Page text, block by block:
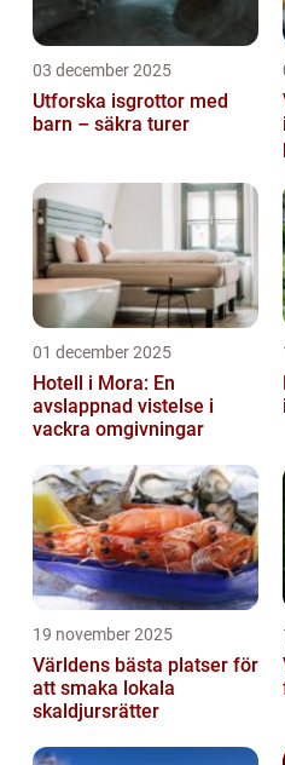
03 december 2025
Utforska isgrottor med
barn – säkra turer
01 december 2025
Hotell i Mora: En
avslappnad vistelse i
vackra omgivningar
19 november 2025
Världens bästa platser för
att smaka lokala
skaldjursrätter